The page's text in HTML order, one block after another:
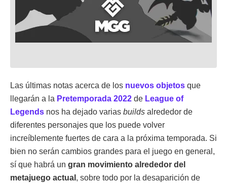
Las últimas notas acerca de los nuevos objetos que
llegarán a la Pretemporada 2022 de League of
Legends nos ha dejado varias builds alrededor de
diferentes personajes que los puede volver
increíblemente fuertes de cara a la próxima temporada. Si
bien no serán cambios grandes para el juego en general,
sí que habrá un gran movimiento alrededor del
metajuego actual , sobre todo por la desaparición de